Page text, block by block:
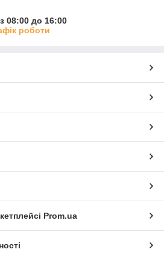
08:00 до 16:00
роботи
Prom.ua